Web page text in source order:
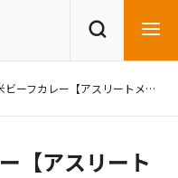
レシピを探す
金の玄米ビーフカレー【アスリートメシ1週間献立／金曜・夜】
【アスリート